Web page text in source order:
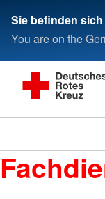
Sie befinden
You are on the